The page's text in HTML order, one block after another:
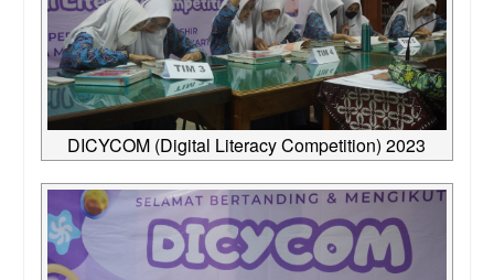
DICYCOM (Digital Literacy Competition) 2023